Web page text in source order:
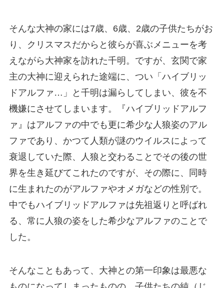
そんな大神の家には7歳、6歳、2歳の子供たちがお
り、クリスマスだからと彼らが喜ぶメニューを考
えながら大神家を訪れた千明。ですが、玄関で家
主の大神に迎えられた途端に、つい「ハイブリッ
ドアルファ…」と千明は漏らしてしまい、彼を不
機嫌にさせてしまいます。『ハイブリッドアルフ
ァ』はアルファの中でも更に希少な人狼姿のアル
ファであり、かつて人類が謎のウイルスによって
衰退していた際、人狼と交わることでその後の世
界を生き延びてこれたのですが、その際に、同時
に生まれたのがアルファやオメガなどの性別で。
中でもハイブリッドアルファは先祖返りと呼ばれ
る、常に人狼の姿をした希少なアルファのことで
した。
そんなこともあって、大神との第一印象は最悪な